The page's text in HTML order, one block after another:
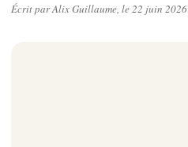
Écrit par Alix Guillaume, le 22 juin 2026